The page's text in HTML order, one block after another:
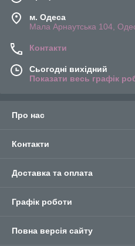
м. Одеса
Мала Арнаутська 104,
Контакти
Сьогодні вихідний
Показати весь графік
Про нас
Контакти
Доставка та оплата
Графік роботи
Повна версія сайту